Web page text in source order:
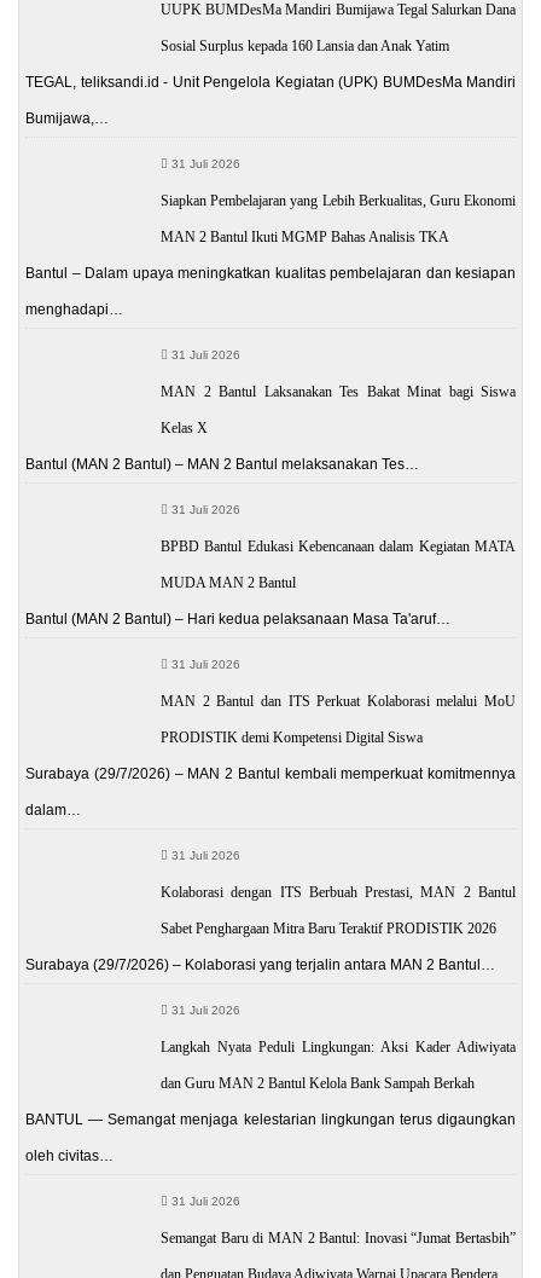
UUPK BUMDesMa Mandiri Bumijawa Tegal Salurkan Dana
Sosial Surplus kepada 160 Lansia dan Anak Yatim
TEGAL, teliksandi.id - Unit Pengelola Kegiatan (UPK) BUMDesMa Mandiri
Bumijawa,…
31 Juli 2026
Siapkan Pembelajaran yang Lebih Berkualitas, Guru Ekonomi
MAN 2 Bantul Ikuti MGMP Bahas Analisis TKA
Bantul – Dalam upaya meningkatkan kualitas pembelajaran dan kesiapan
menghadapi…
31 Juli 2026
MAN 2 Bantul Laksanakan Tes Bakat Minat bagi Siswa
Kelas X
Bantul (MAN 2 Bantul) – MAN 2 Bantul melaksanakan Tes…
31 Juli 2026
BPBD Bantul Edukasi Kebencanaan dalam Kegiatan MATA
MUDA MAN 2 Bantul
Bantul (MAN 2 Bantul) – Hari kedua pelaksanaan Masa Ta'aruf…
31 Juli 2026
MAN 2 Bantul dan ITS Perkuat Kolaborasi melalui MoU
PRODISTIK demi Kompetensi Digital Siswa
Surabaya (29/7/2026) – MAN 2 Bantul kembali memperkuat komitmennya
dalam…
31 Juli 2026
Kolaborasi dengan ITS Berbuah Prestasi, MAN 2 Bantul
Sabet Penghargaan Mitra Baru Teraktif PRODISTIK 2026
Surabaya (29/7/2026) – Kolaborasi yang terjalin antara MAN 2 Bantul…
31 Juli 2026
Langkah Nyata Peduli Lingkungan: Aksi Kader Adiwiyata
dan Guru MAN 2 Bantul Kelola Bank Sampah Berkah
BANTUL — Semangat menjaga kelestarian lingkungan terus digaungkan
oleh civitas…
31 Juli 2026
Semangat Baru di MAN 2 Bantul: Inovasi “Jumat Bertasbih”
dan Penguatan Budaya Adiwiyata Warnai Upacara Bendera